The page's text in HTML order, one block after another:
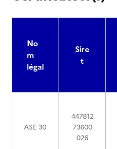
No
m
légal
Sire
t
ASE 30
447812
73600
026